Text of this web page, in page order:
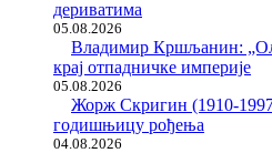
дериватима
05.08.2026
Владимир Кршљанин:
крај отпадничке империје
05.08.2026
Жорж Скригин (1910-
годишњицу рођења
04.08.2026